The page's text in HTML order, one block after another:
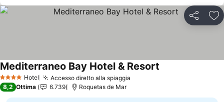
Condividi
4 Stelle Hotel Accesso diretto alla spiaggia
Mediterraneo Bay Hotel & Resort
8,2 Ottima 6.739 Roquetas de Mar